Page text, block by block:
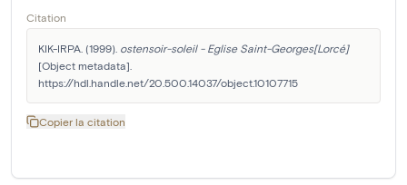
Citation
KIK-IRPA. (1999). ostensoir-soleil - Eglise Saint-Georges[Lorcé]
[Object metadata].
https://hdl.handle.net/20.500.14037/object.10107715
Copier la citation